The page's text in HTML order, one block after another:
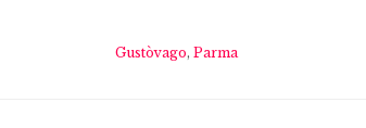
Gustòvago, Parma